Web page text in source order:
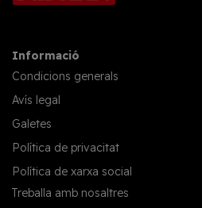
Informació
Condicions generals
Avís legal
Galetes
Política de privacitat
Política de xarxa social
Treballa amb nosaltres